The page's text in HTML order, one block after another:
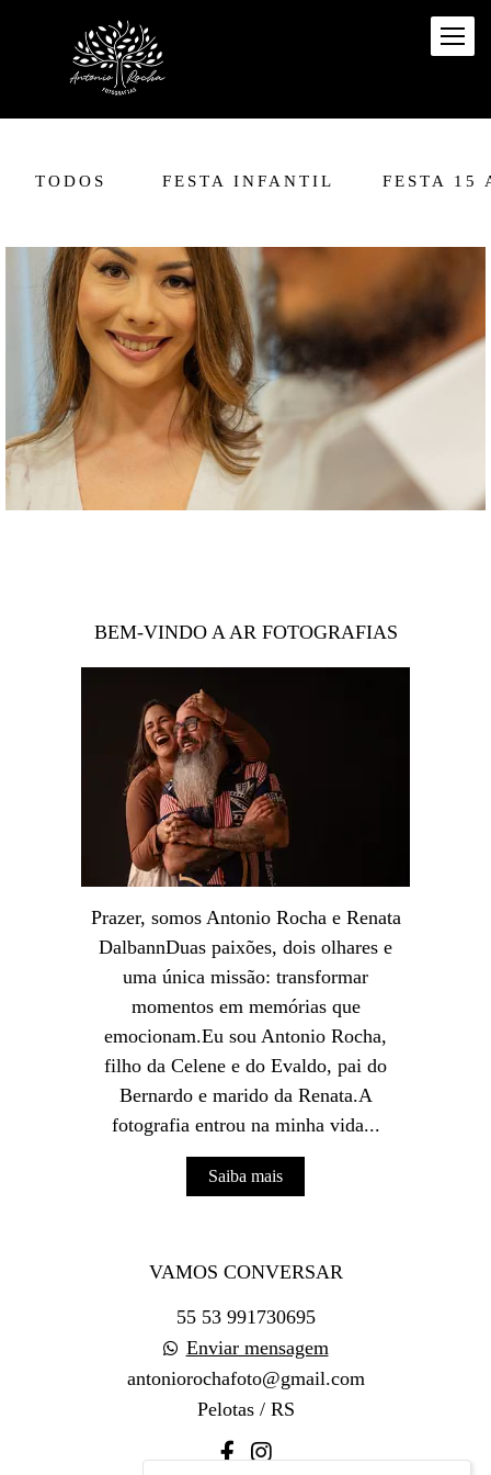
TODOS FESTA INFANTIL FESTA 15
BEM-VINDO A AR FOTOGRAFIAS
Prazer, somos Antonio Rocha e Renata
DalbannDuas paixões, dois olhares e
uma única missão: transformar
momentos em memórias que
emocionam.Eu sou Antonio Rocha,
filho da Celene e do Evaldo, pai do
Bernardo e marido da Renata.A
fotografia entrou na minha vida...
Saiba mais
VAMOS CONVERSAR
55 53 991730695
Enviar mensagem
antoniorochafoto@gmail.com
Pelotas / RS